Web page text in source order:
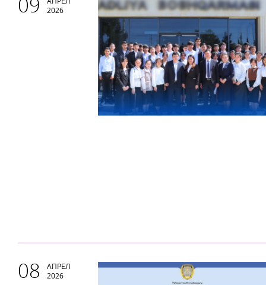
2026
08
АПРЕЛ
2026